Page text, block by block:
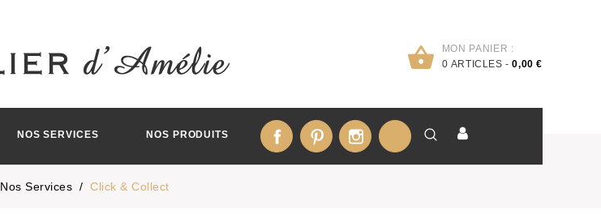
MON PANIER :
0 ARTICLES -0,00 €
NOS SERVICES NOS PRODUITS FacebookPinterestInstagramLinkedIn
Nos Services Click & Collect